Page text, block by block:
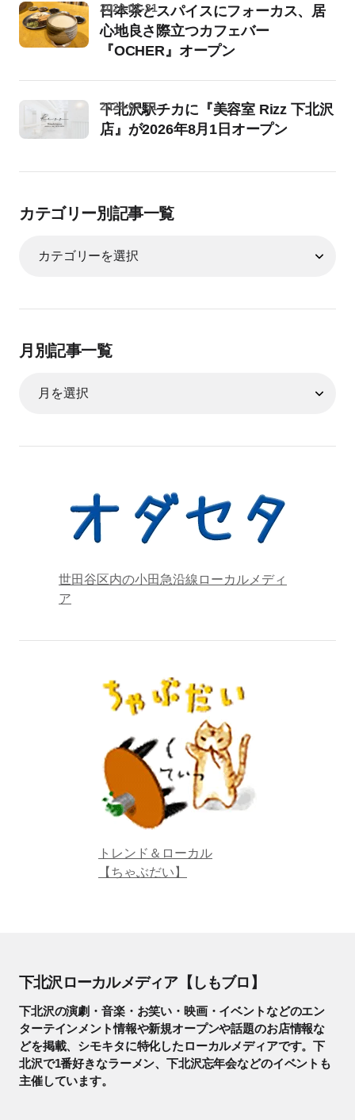
日本茶とスパイスにフォーカス、居
心地良さ際立つカフェバー
『OCHER』オープン
2026-07-31
下北沢駅チカに『美容室 Rizz 下北沢
店』が2026年8月1日オープン
2026-07-31
カテゴリー別記事一覧
月別記事一覧
世田谷区内の小田急沿線ローカルメディ
ア
トレンド＆ローカル
【ちゃぶだい】
下北沢ローカルメディア【しもブロ】
下北沢の演劇・音楽・お笑い・映画・イベントなどのエン
ターテインメント情報や新規オープンや話題のお店情報な
どを掲載、シモキタに特化したローカルメディアです。下
北沢で1番好きなラーメン、下北沢忘年会などのイベントも
主催しています。